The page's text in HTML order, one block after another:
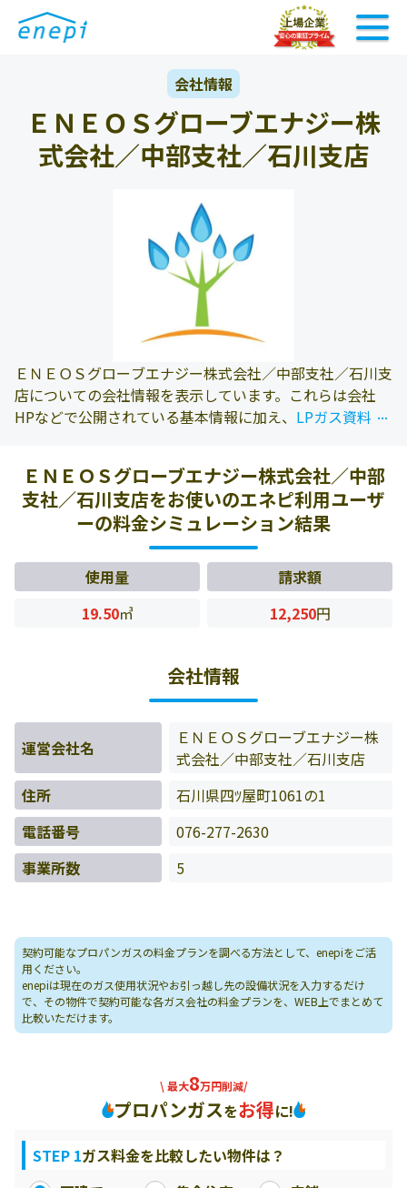
会社情報
ＥＮＥＯＳグローブエナジー株
式会社／中部支社／石川支店
ＥＮＥＯＳグローブエナジー株式会社／中部支社／石川支
店についての会社情報を表示しています。これらは会社
HPなどで公開されている基本情報に加え、 LPガス資料年
もとに料金情報などを表示しています。
...
...
ＥＮＥＯＳグローブエナジー株式会社／中部
支社／石川支店をお使いのエネピ利用ユーザ
ーの料金シミュレーション結果
使用量
請求額
19.50㎥ 12,250円
会社情報
運営会社名
ＥＮＥＯＳグローブエナジー株
式会社／中部支社／石川支店
住所
石川県四ﾂ屋町1061の1
電話番号
076-277-2630
事業所数
5
契約可能なプロパンガスの料金プランを調べる方法として、enepiをご活
用ください。
enepiは現在のガス使用状況やお引っ越し先の設備状況を入力するだけ
で、その物件で契約可能な各ガス会社の料金プランを、WEB上でまとめて
比較いただけます。
\ 最大8万円削減/
プロパンガスをお得に!
STEP 1ガス料金を比較したい物件は？